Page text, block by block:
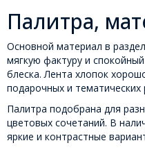
Палитра,
Основной материал в
мягкую фактуру и
блеска. Лента хлопок
подарочных и тематических
Палитра подобрана для
цветовых сочетаний. В
яркие и контрастные